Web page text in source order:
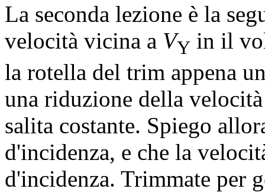
La seconda lezione è la
velocità vicina a VY in il
la rotella del trim appena
una riduzione della
salita costante. Spiego
d'incidenza, e che la
d'incidenza. Trimmate per